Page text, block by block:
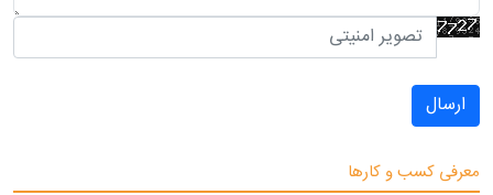
ارسال
معرفی کسب و کارها